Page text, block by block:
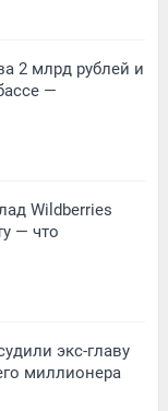
2 млрд рублей и
—
Wildberries
— что
экс-главу
миллионера